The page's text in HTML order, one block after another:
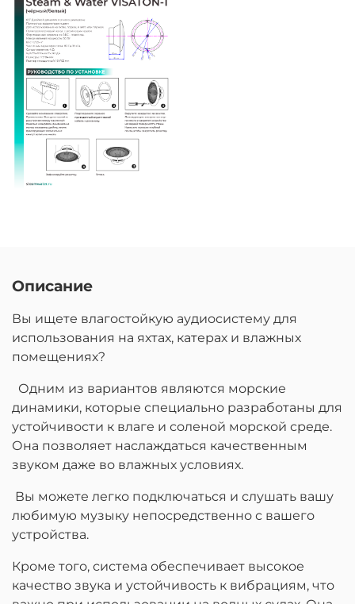
Описание
Вы ищете влагостойкую аудиосистему для
использования на яхтах, катерах и влажных
помещениях?
Одним из вариантов являются морские
динамики, которые специально разработаны для
устойчивости к влаге и соленой морской среде.
Она позволяет наслаждаться качественным
звуком даже во влажных условиях.
Вы можете легко подключаться и слушать вашу
любимую музыку непосредственно с вашего
устройства.
Кроме того, система обеспечивает высокое
качество звука и устойчивость к вибрациям, что